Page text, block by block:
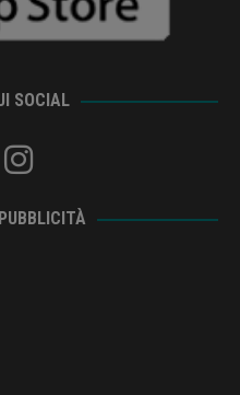
SOCIAL